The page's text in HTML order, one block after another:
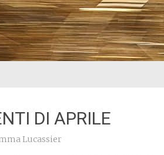
DI APRILE
Lucassier